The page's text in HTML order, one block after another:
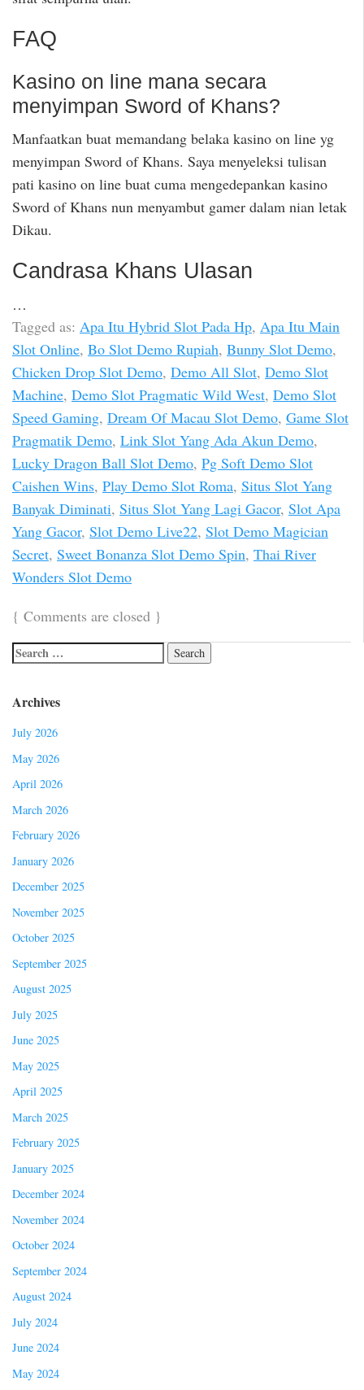
FAQ
Kasino on line mana secara
menyimpan Sword of Khans?
Manfaatkan buat memandang belaka kasino on line yg
menyimpan Sword of Khans. Saya menyeleksi tulisan
pati kasino on line buat cuma mengedepankan kasino
Sword of Khans nun menyambut gamer dalam nian letak
Dikau.
Candrasa Khans Ulasan
…
Tagged as: Apa Itu Hybrid Slot Pada Hp, Apa Itu Main
Slot Online, Bo Slot Demo Rupiah, Bunny Slot Demo,
Chicken Drop Slot Demo, Demo All Slot, Demo Slot
Machine, Demo Slot Pragmatic Wild West, Demo Slot
Speed Gaming, Dream Of Macau Slot Demo, Game Slot
Pragmatik Demo, Link Slot Yang Ada Akun Demo,
Lucky Dragon Ball Slot Demo, Pg Soft Demo Slot
Caishen Wins, Play Demo Slot Roma, Situs Slot Yang
Banyak Diminati, Situs Slot Yang Lagi Gacor, Slot Apa
Yang Gacor, Slot Demo Live22, Slot Demo Magician
Secret, Sweet Bonanza Slot Demo Spin, Thai River
Wonders Slot Demo
{ Comments are closed }
Archives
July 2026
May 2026
April 2026
March 2026
February 2026
January 2026
December 2025
November 2025
October 2025
September 2025
August 2025
July 2025
June 2025
May 2025
April 2025
March 2025
February 2025
January 2025
December 2024
November 2024
October 2024
September 2024
August 2024
July 2024
June 2024
May 2024